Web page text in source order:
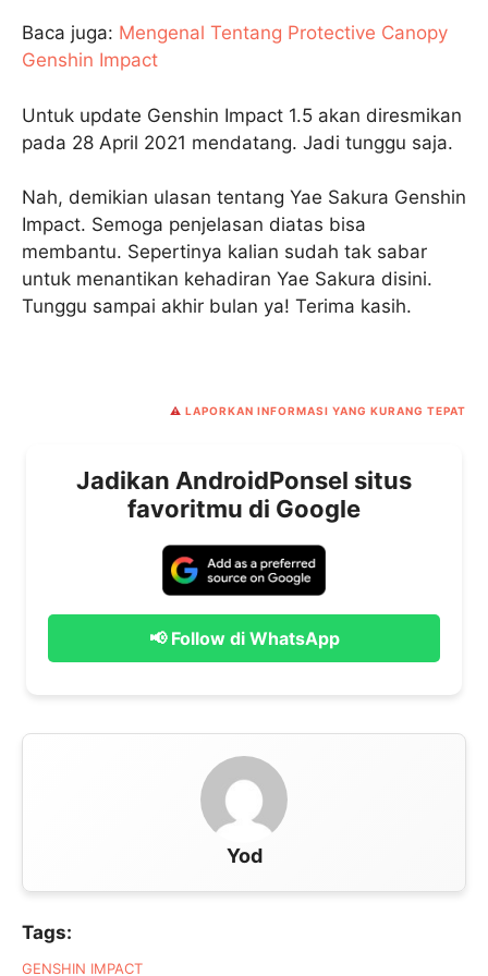
Baca juga: Mengenal Tentang Protective Canopy
Genshin Impact
Untuk update Genshin Impact 1.5 akan diresmikan
pada 28 April 2021 mendatang. Jadi tunggu saja.
Nah, demikian ulasan tentang Yae Sakura Genshin
Impact. Semoga penjelasan diatas bisa
membantu. Sepertinya kalian sudah tak sabar
untuk menantikan kehadiran Yae Sakura disini.
Tunggu sampai akhir bulan ya! Terima kasih.
⚠️ LAPORKAN INFORMASI YANG KURANG TEPAT
Jadikan AndroidPonsel situs
favoritmu di Google
📢 Follow di WhatsApp
Yod
Tags:
GENSHIN IMPACT